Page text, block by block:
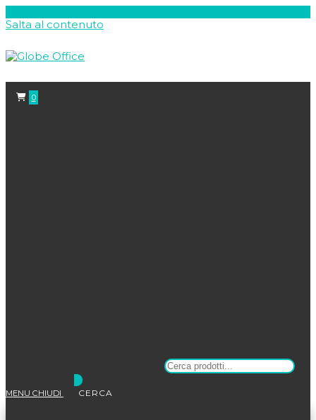
Salta al contenuto
0
MENU CHIUDI